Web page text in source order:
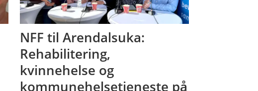
NFF til Arendalsuka:
Rehabilitering,
kvinnehelse og
kommunehelsetjeneste på